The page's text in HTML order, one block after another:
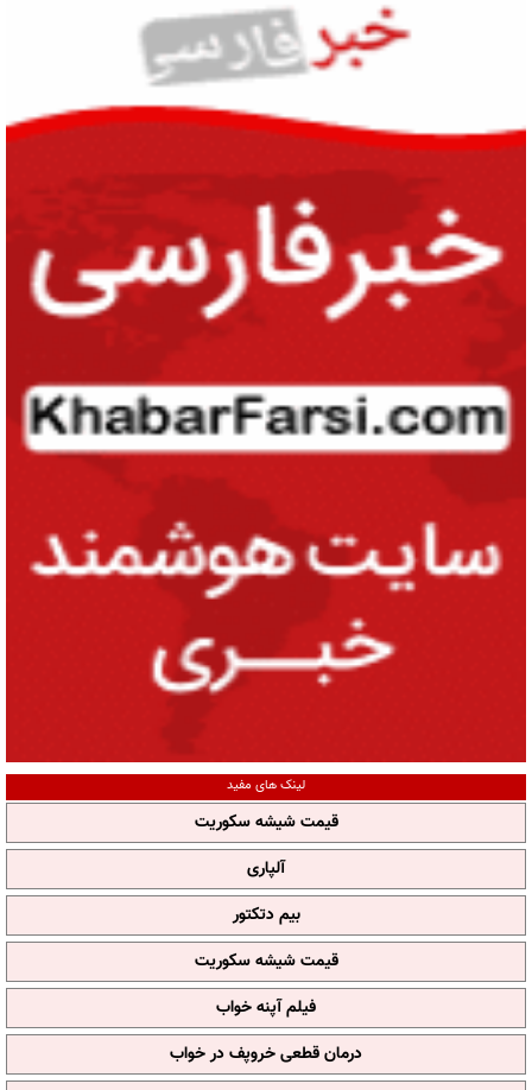
لینک های مفید
قیمت شیشه سکوریت
آلپاری
بیم دتکتور
قیمت شیشه سکوریت
فیلم آپنه خواب
درمان قطعی خروپف در خواب